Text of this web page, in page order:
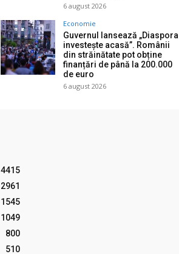
6 august 2026
Economie
Guvernul lansează „Diaspora
investește acasă”. Românii
din străinătate pot obține
finanțări de până la 200.000
de euro
6 august 2026
4415
2961
1545
1049
800
510